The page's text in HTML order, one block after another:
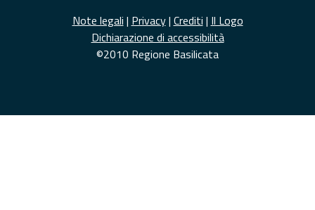
Note legali | Privacy| Crediti | Il Logo
Dichiarazione di accessibilità
©2010 Regione Basilicata